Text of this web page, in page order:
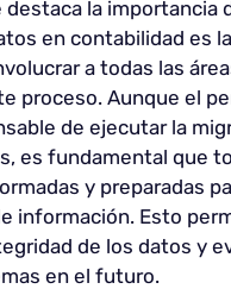
la importancia
en contabilidad es la
a todas las
proceso. Aunque el
de ejecutar la
es fundamental que
y preparadas
información. Esto
de los datos y
en el futuro.